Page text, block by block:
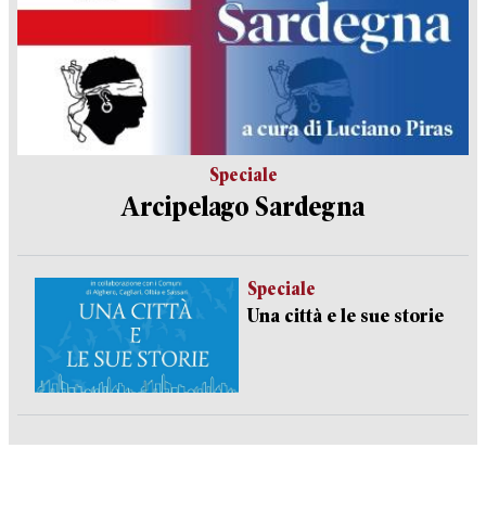
Speciale
Arcipelago Sardegna
Speciale
Una città e le sue storie